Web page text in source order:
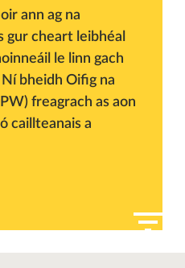
ann ag na
gur cheart leibhéal
le linn gach
bheidh Oifig na
freagrach as aon
caillteanais a